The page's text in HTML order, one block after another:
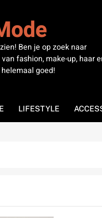
Ben je op zoek naar
fashion, make-up, haar
goed!
LIFESTYLE